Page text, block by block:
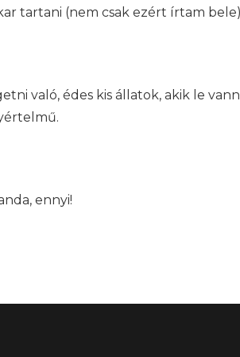
tartani (nem csak ezért írtam
való, édes kis állatok, akik le
ennyi!